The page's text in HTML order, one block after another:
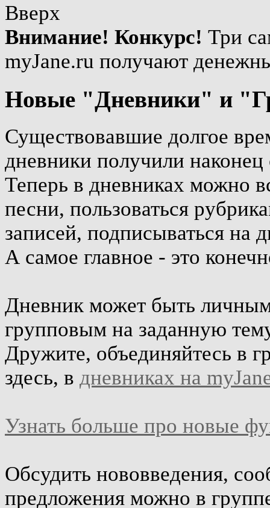
Вверх
Внимание! Конкурс! Три
myJane.ru получают
Новые "Дневники" и
Существовавшие долгое
дневники получили наконец
Теперь в дневниках можно
песни, пользоваться
записей, подписываться на
А самое главное - это
Дневник может быть
групповым на заданную
Дружите, объединяйтесь в
здесь, в дневниках на
Узнать больше про новые
Обсудить нововведения,
предложения можно в